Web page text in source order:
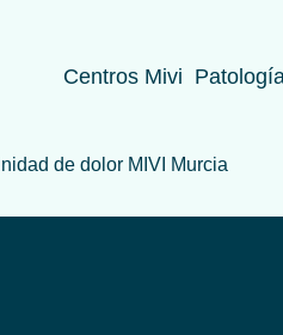
Centros Mivi
de dolor MIVI Murcia